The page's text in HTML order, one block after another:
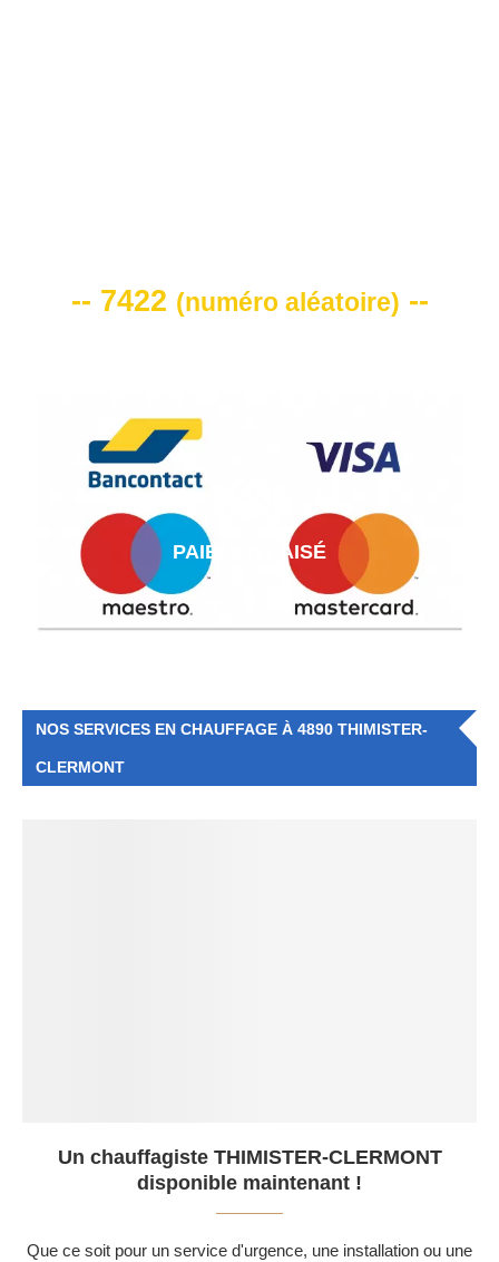
-- 7422 (numéro aléatoire) --
PAIEMENT AISÉ
NOS SERVICES EN CHAUFFAGE À 4890 THIMISTER-
CLERMONT
Un chauffagiste THIMISTER-CLERMONT
disponible maintenant !
Que ce soit pour un service d'urgence, une installation ou une